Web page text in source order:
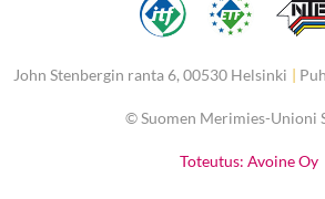
John Stenbergin ranta 6, 00530 Helsinki |
©Suomen Merimies-Unioni
Toteutus: Avoine Oy